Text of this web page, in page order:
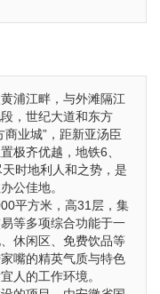
浦江畔，与外滩隔江
，世纪大道和东方
业城”，距新亚汤臣
极齐优越，地铁6、
时地利人和之势，是
公佳地。
平方米，高31层，集
等多项综合功能于一
休闲区、免费饮品等
嘴的精英气质与特色
人的工作环境。